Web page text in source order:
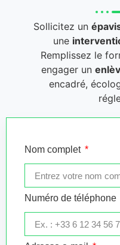
Sollicitez un
une
Remplissez le
engager un
encadré,
Nom complet
Numéro de téléphone